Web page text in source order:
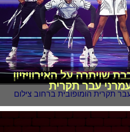
שויתרה על האירוויזיון
עבר תקרית